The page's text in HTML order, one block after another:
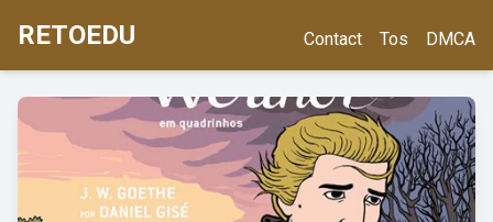
RETOEDU Contact Tos DMCA